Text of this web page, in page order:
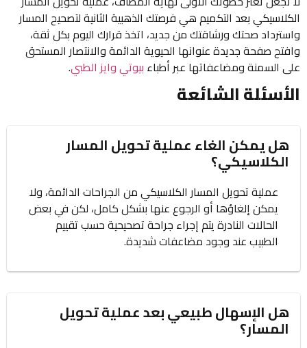
الكلاسيكي بعد التكميم هي فرصتك الذهبية الثانية لتصحيح المسار
واسترداد صحتك ورشاقتك من جديد، اتخذ قرارك اليوم بكل ثقة،
وافتح صفحة جديدة عنوانها الحيوية الدائمة والانتصار المستحق
على السمنة ومضاعفاتها عبر أطباء بيوتي وايز الطبي.
الأسئلة الشائعة
هل يمكن الغاء عملية تحويل المسار
الكلاسيكي؟
عملية تحويل المسار الكلاسيكي من الجراحات الدائمة، ولا
يمكن إلغاؤها أو الرجوع عنها بشكل كامل، لكن في بعض
الحالات النادرة يتم إجراء جراحة تصحيحية حسب تقييم
الطبيب عند وجود مضاعفات شديدة.
هل الإسهال طبيعي بعد عملية تحويل
المسار؟